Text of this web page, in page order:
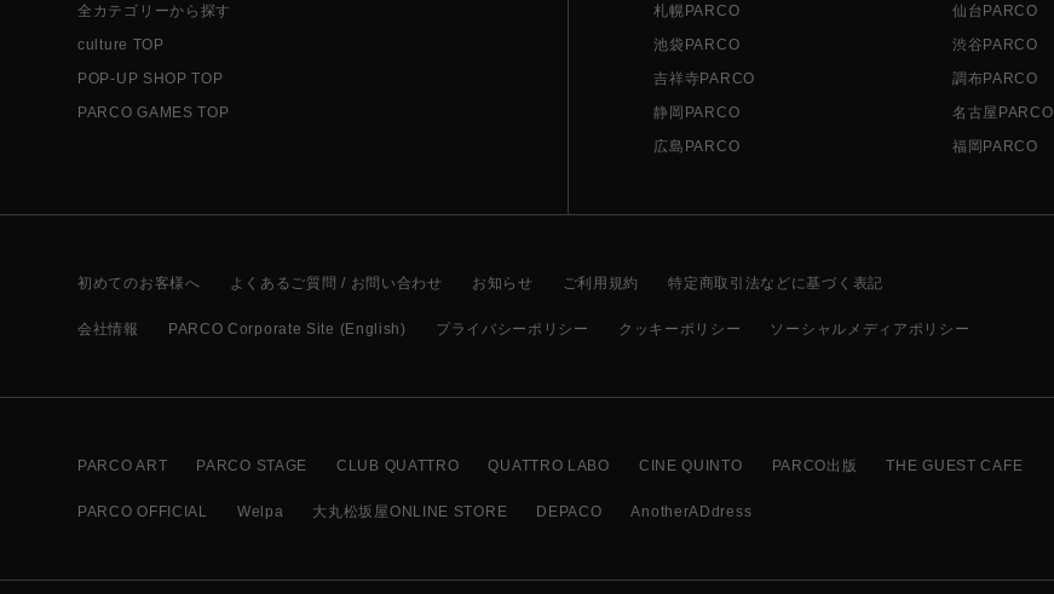
全カテゴリーから探す
culture TOP
POP-UP SHOP TOP
PARCO GAMES TOP
札幌PARCO 仙台PARCO
池袋PARCO
渋谷PARCO
吉祥寺PARCO
調布PARCO
静岡PARCO
名古屋PARCO
広島PARCO
福岡PARCO
初めてのお客様へ よくあるご質問 / お問い合わせ お知らせ ご利用規約 特定商取引法などに基づく表記
会社情報 PARCO Corporate Site (English) プライバシーポリシー クッキーポリシー ソーシャルメディアポリシー
PARCO ART PARCO STAGE CLUB QUATTRO QUATTRO LABO CINE QUINTO PARCO出版 THE GUEST CAFE
PARCO OFFICIAL Welpa 大丸松坂屋ONLINE STORE DEPACO AnotherADdress